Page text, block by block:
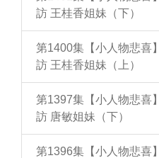
訪 王桂香姐妹（下）
第1400集【小人物悲喜
訪 王桂香姐妹（上）
第1397集【小人物悲喜
訪 唐敏姐妹（下）
第1396集【小人物悲喜